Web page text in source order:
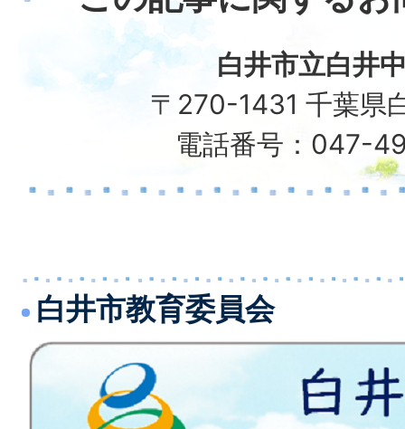
白井市立白井
〒270-1431 千葉県
電話番号：047-
白井市教育委員会